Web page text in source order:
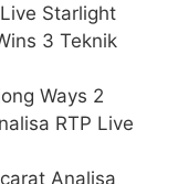
Starlight
3 Teknik
Ways 2
RTP Live
Analisa